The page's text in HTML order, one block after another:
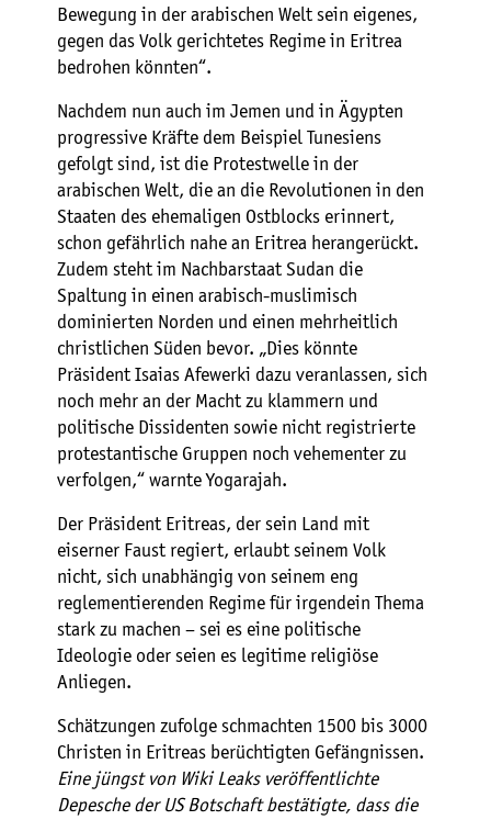
Bewegung in der arabischen Welt sein eigenes,
gegen das Volk gerichtetes Regime in Eritrea
bedrohen könnten“.
Nachdem nun auch im Jemen und in Ägypten
progressive Kräfte dem Beispiel Tunesiens
gefolgt sind, ist die Protestwelle in der
arabischen Welt, die an die Revolutionen in den
Staaten des ehemaligen Ostblocks erinnert,
schon gefährlich nahe an Eritrea herangerückt.
Zudem steht im Nachbarstaat Sudan die
Spaltung in einen arabisch-muslimisch
dominierten Norden und einen mehrheitlich
christlichen Süden bevor. „Dies könnte
Präsident Isaias Afewerki dazu veranlassen, sich
noch mehr an der Macht zu klammern und
politische Dissidenten sowie nicht registrierte
protestantische Gruppen noch vehementer zu
verfolgen,“ warnte Yogarajah.
Der Präsident Eritreas, der sein Land mit
eiserner Faust regiert, erlaubt seinem Volk
nicht, sich unabhängig von seinem eng
reglementierenden Regime für irgendein Thema
stark zu machen – sei es eine politische
Ideologie oder seien es legitime religiöse
Anliegen.
Schätzungen zufolge schmachten 1500 bis 3000
Christen in Eritreas berüchtigten Gefängnissen.
Eine jüngst von Wiki Leaks veröffentlichte
Depesche der US Botschaft bestätigte, dass die